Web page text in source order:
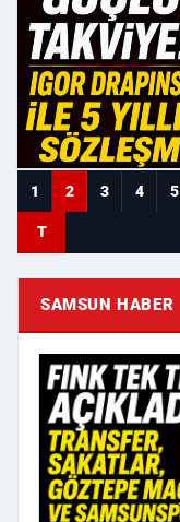
1 2 3 4 5
T
SAMSUN HABER